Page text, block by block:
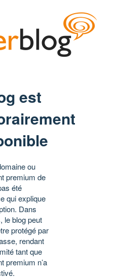
est
ou
premium de
été
qui explique
Dans
le blog peut
protégé par
rendant
tant que
premium n’a